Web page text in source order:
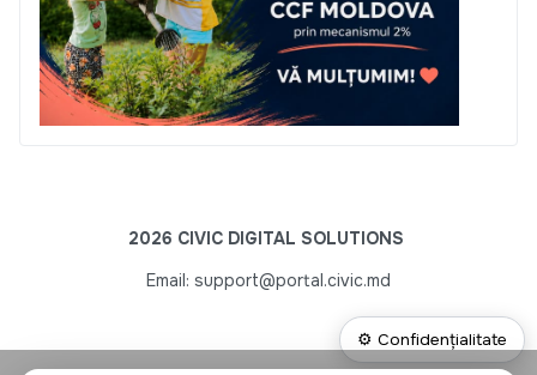
2026 CIVIC DIGITAL SOLUTIONS
Email: support@portal.civic.md
⚙ Confidențialitate